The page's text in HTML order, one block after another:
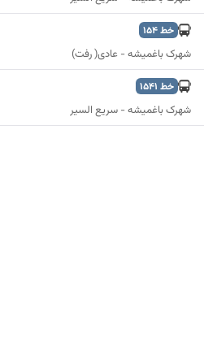
خط154
شهرک باغمیشه - عادی( رفت)
خط 1541
شهرک باغمیشه - سریع السیر